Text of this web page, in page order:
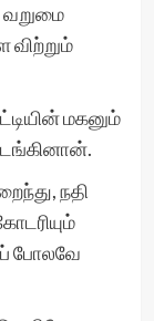
வறுமை
மகனும்
நதி
போலவே